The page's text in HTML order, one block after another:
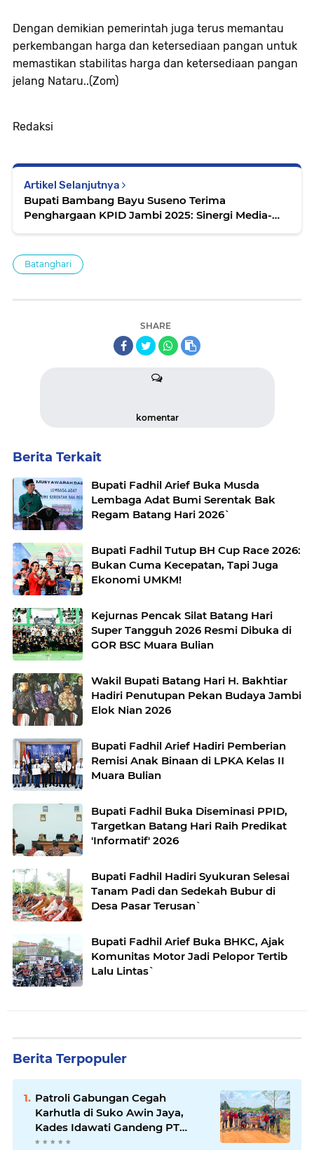
Dengan demikian pemerintah juga terus memantau
perkembangan harga dan ketersediaan pangan untuk
memastikan stabilitas harga dan ketersediaan pangan
jelang Nataru..(Zom)
Redaksi
Artikel Selanjutnya
Bupati Bambang Bayu Suseno Terima
Penghargaan KPID Jambi 2025: Sinergi Media-
Batanghari
SHARE
komentar
Berita Terkait
Bupati Fadhil Arief Buka Musda
Lembaga Adat Bumi Serentak Bak
Regam Batang Hari 2026`
Bupati Fadhil Tutup BH Cup Race 2026:
Bukan Cuma Kecepatan, Tapi Juga
Ekonomi UMKM!
Kejurnas Pencak Silat Batang Hari
Super Tangguh 2026 Resmi Dibuka di
GOR BSC Muara Bulian
Wakil Bupati Batang Hari H. Bakhtiar
Hadiri Penutupan Pekan Budaya Jambi
Elok Nian 2026
Bupati Fadhil Arief Hadiri Pemberian
Remisi Anak Binaan di LPKA Kelas II
Muara Bulian
Bupati Fadhil Buka Diseminasi PPID,
Targetkan Batang Hari Raih Predikat
'Informatif' 2026
Bupati Fadhil Hadiri Syukuran Selesai
Tanam Padi dan Sedekah Bubur di
Desa Pasar Terusan`
Bupati Fadhil Arief Buka BHKC, Ajak
Komunitas Motor Jadi Pelopor Tertib
Lalu Lintas`
Berita Terpopuler
Patroli Gabungan Cegah
Karhutla di Suko Awin Jaya,
Kades Idawati Gandeng PT
BBB-S, TNI dan BPD